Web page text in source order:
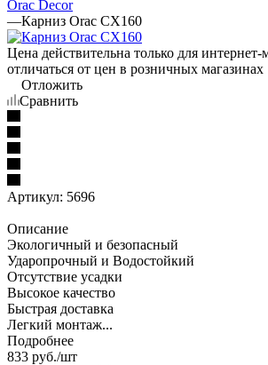
Orac Decor
—Карниз Orac CX160
Цена действительна только для
отличаться от цен в розничных магазинах
Отложить
Сравнить
Артикул: 5696
Описание
Экологичный и безопасный
Ударопрочный и Водостойкий
Отсутствие усадки
Высокое качество
Быстрая доставка
Легкий монтаж...
Подробнее
833 руб./шт